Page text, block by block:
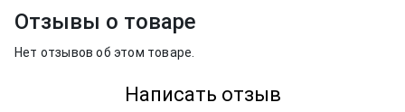
Отзывы о товаре
Нет отзывов об этом товаре.
Написать отзыв